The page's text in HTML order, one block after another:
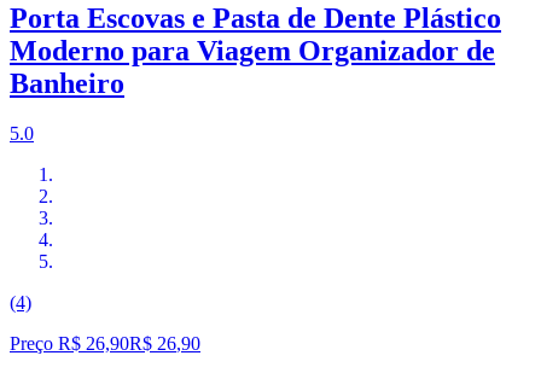
Porta Escovas e Pasta de Dente Plástico
Moderno para Viagem Organizador de
Banheiro
5.0
(4)
Preço R$ 26,90R$ 26,90